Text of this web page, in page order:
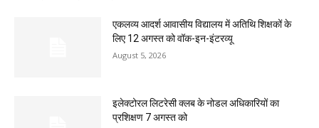
एकलव्य आदर्श आवासीय विद्यालय में अतिथि शिक्षकों के
लिए 12 अगस्त को वॉक-इन-इंटरव्यू
August 5, 2026
इलेक्टोरल लिटरेसी क्लब के नोडल अधिकारियों का
प्रशिक्षण 7 अगस्त को